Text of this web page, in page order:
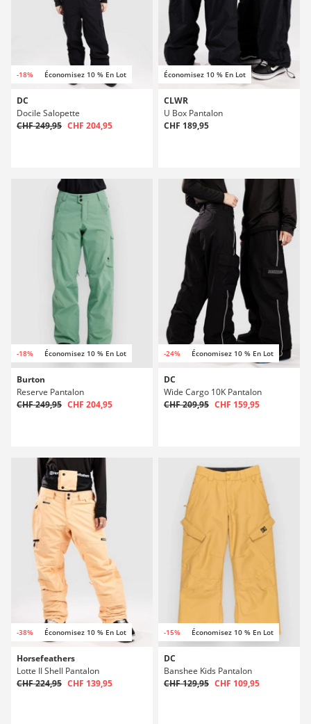
-18% Économisez 10 % En Lot
DC
Docile Salopette
CHF 249,95 CHF 204,95
Économisez 10 % En Lot
CLWR
U Box Pantalon
CHF 189,95
-18% Économisez 10 % En Lot
Burton
Reserve Pantalon
CHF 249,95 CHF 204,95
-24% Économisez 10 % En Lot
DC
Wide Cargo 10K Pantalon
CHF 209,95 CHF 159,95
-38% Économisez 10 % En Lot
Horsefeathers
Lotte II Shell Pantalon
CHF 224,95 CHF 139,95
-15% Économisez 10 % En Lot
DC
Banshee Kids Pantalon
CHF 129,95 CHF 109,95